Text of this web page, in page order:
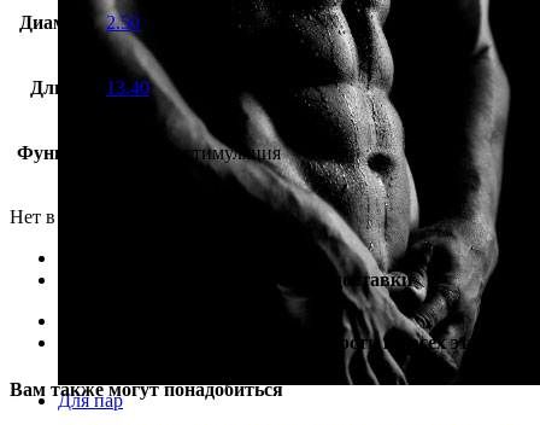
Для пар
Диаметр 2.50
Длина 13.40
Функция анальная стимуляция
Нет в наличии
100% гарантия самой быстрой доставки
100% гарантия от подделки
100% гарантия полной анонимности на всех этапах
Вам также могут понадобиться